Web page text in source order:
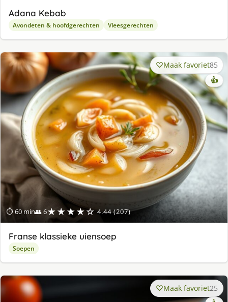
Adana Kebab
Avondeten & hoofdgerechten Vleesgerechten
⏱ 60 min👥 6★★★★☆ 4.44 (207)
Maak favoriet85
👍
Franse klassieke uiensoep
Soepen
Maak favoriet25